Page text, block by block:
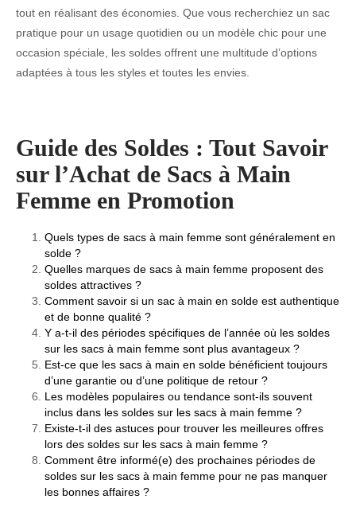
tout en réalisant des économies. Que vous recherchiez un sac
pratique pour un usage quotidien ou un modèle chic pour une
occasion spéciale, les soldes offrent une multitude d’options
adaptées à tous les styles et toutes les envies.
Guide des Soldes : Tout Savoir
sur l’Achat de Sacs à Main
Femme en Promotion
Quels types de sacs à main femme sont généralement en
solde ?
Quelles marques de sacs à main femme proposent des
soldes attractives ?
Comment savoir si un sac à main en solde est authentique
et de bonne qualité ?
Y a-t-il des périodes spécifiques de l’année où les soldes
sur les sacs à main femme sont plus avantageux ?
Est-ce que les sacs à main en solde bénéficient toujours
d’une garantie ou d’une politique de retour ?
Les modèles populaires ou tendance sont-ils souvent
inclus dans les soldes sur les sacs à main femme ?
Existe-t-il des astuces pour trouver les meilleures offres
lors des soldes sur les sacs à main femme ?
Comment être informé(e) des prochaines périodes de
soldes sur les sacs à main femme pour ne pas manquer
les bonnes affaires ?